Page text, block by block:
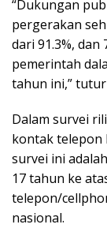
“Dukungan
pergerakan
dari 91.3%,
pemerintah
tahun ini,”
Dalam survei
kontak telepon
survei ini
17 tahun ke
telepon/
nasional.